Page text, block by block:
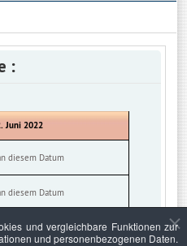
:
Juni 2022
diesem Datum
diesem Datum
diesem Datum
und vergleichbare Funktionen zur
und personenbezogenen Daten.